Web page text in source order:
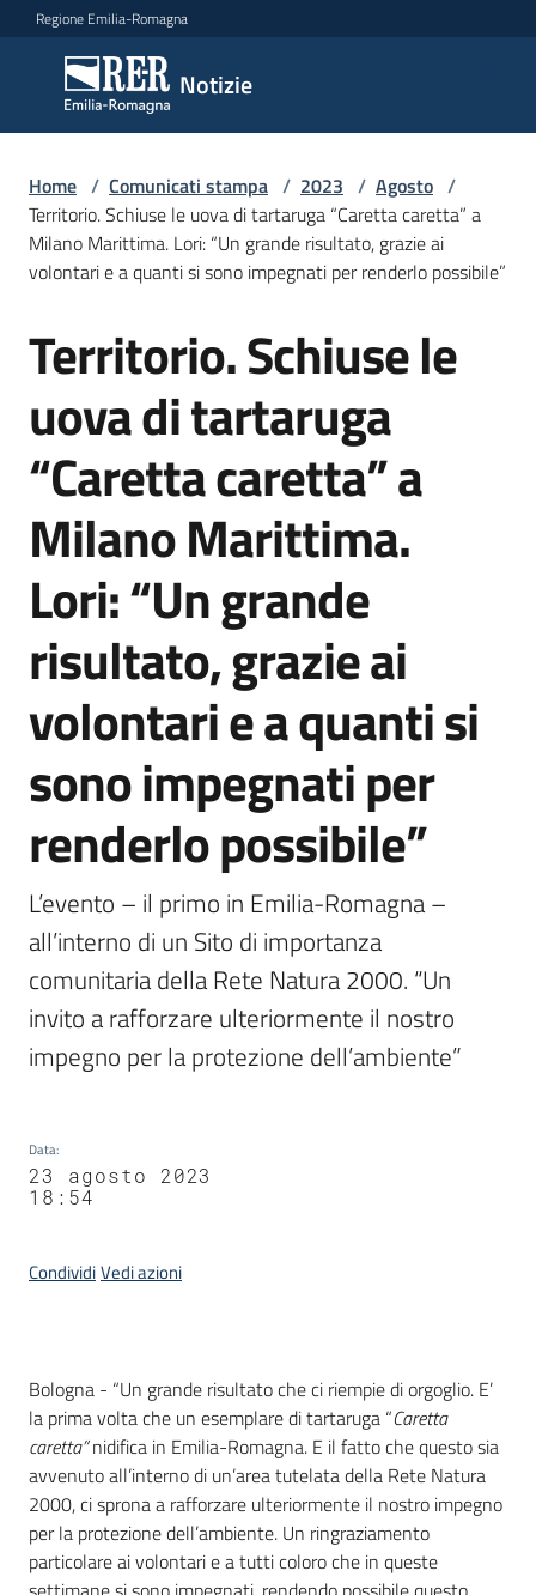
Vai al contenuto
Vai alla navigazione
Vai al footer
Regione Emilia-Romagna
Notizie
Notizie
Comunicati
stampa
Menu selezionato
Cerca
comunicato
Risorse
Agenzia
di
informazione
comunicazione
Seguici
su
Home / Comunicati stampa / 2023 / Agosto /
Territorio. Schiuse le uova di tartaruga “Caretta caretta” a
Milano Marittima. Lori: “Un grande risultato, grazie ai
volontari e a quanti si sono impegnati per renderlo possibile”
Salta al contenuto
Territorio. Schiuse le
uova di tartaruga
“Caretta caretta” a
Milano Marittima.
Lori: “Un grande
risultato, grazie ai
volontari e a quanti si
sono impegnati per
renderlo possibile”
L’evento – il primo in Emilia-Romagna –
all’interno di un Sito di importanza
comunitaria della Rete Natura 2000. “Un
invito a rafforzare ulteriormente il nostro
impegno per la protezione dell’ambiente”
Data:
23 agosto 2023
18:54
CondividiVedi azioni
Contenuto
Bologna - “Un grande risultato che ci riempie di orgoglio. E’
la prima volta che un esemplare di tartaruga “Caretta
caretta”nidifica in Emilia-Romagna. E il fatto che questo sia
avvenuto all’interno di un’area tutelata della Rete Natura
2000, ci sprona a rafforzare ulteriormente il nostro impegno
per la protezione dell’ambiente. Un ringraziamento
particolare ai volontari e a tutti coloro che in queste